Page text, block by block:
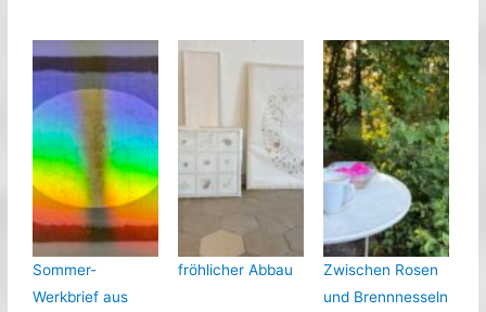
Sommer-
Werkbrief aus
fröhlicher Abbau
Zwischen Rosen
und Brennnesseln